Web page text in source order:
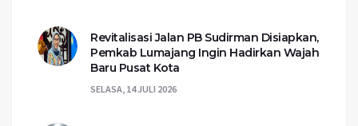
Revitalisasi Jalan PB Sudirman Disiapkan,
Pemkab Lumajang Ingin Hadirkan Wajah
Baru Pusat Kota
SELASA, 14 JULI 2026